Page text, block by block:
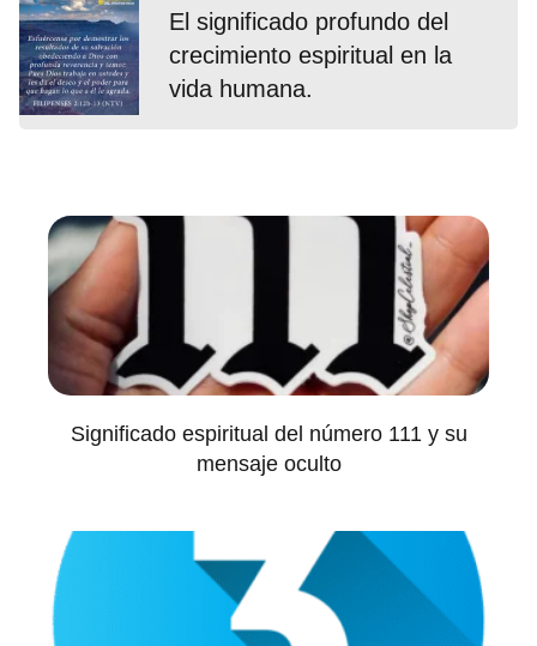
El significado profundo del
crecimiento espiritual en la
vida humana.
Significado espiritual del número 111 y su
mensaje oculto